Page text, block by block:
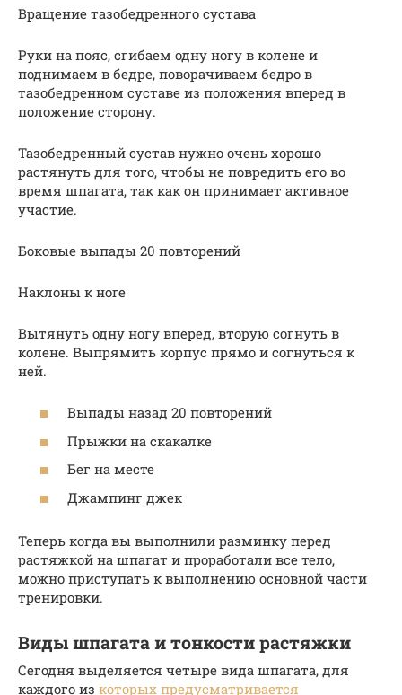
Вращение тазобедренного сустава
Руки на пояс, сгибаем одну ногу в колене и
поднимаем в бедре, поворачиваем бедро в
тазобедренном суставе из положения вперед в
положение сторону.
Тазобедренный сустав нужно очень хорошо
растянуть для того, чтобы не повредить его во
время шпагата, так как он принимает активное
участие.
Боковые выпады 20 повторений
Наклоны к ноге
Вытянуть одну ногу вперед, вторую согнуть в
колене. Выпрямить корпус прямо и согнуться к
ней.
Выпады назад 20 повторений
Прыжки на скакалке
Бег на месте
Джампинг джек
Теперь когда вы выполнили разминку перед
растяжкой на шпагат и проработали все тело,
можно приступать к выполнению основной части
тренировки.
Виды шпагата и тонкости растяжки
Сегодня выделяется четыре вида шпагата, для
каждого из которых предусматривается